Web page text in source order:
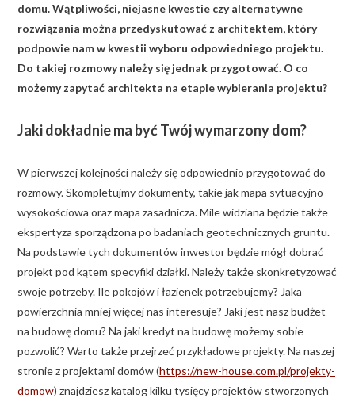
domu. Wątpliwości, niejasne kwestie czy alternatywne
rozwiązania można przedyskutować z architektem, który
podpowie nam w kwestii wyboru odpowiedniego projektu.
Do takiej rozmowy należy się jednak przygotować. O co
możemy zapytać architekta na etapie wybierania projektu?
Jaki dokładnie ma być Twój wymarzony dom?
W pierwszej kolejności należy się odpowiednio przygotować do
rozmowy. Skompletujmy dokumenty, takie jak mapa sytuacyjno-
wysokościowa oraz mapa zasadnicza. Mile widziana będzie także
ekspertyza sporządzona po badaniach geotechnicznych gruntu.
Na podstawie tych dokumentów inwestor będzie mógł dobrać
projekt pod kątem specyfiki działki. Należy także skonkretyzować
swoje potrzeby. Ile pokojów i łazienek potrzebujemy? Jaka
powierzchnia mniej więcej nas interesuje? Jaki jest nasz budżet
na budowę domu? Na jaki kredyt na budowę możemy sobie
pozwolić? Warto także przejrzeć przykładowe projekty. Na naszej
stronie z projektami domów (https://new-house.com.pl/projekty-
domow) znajdziesz katalog kilku tysięcy projektów stworzonych